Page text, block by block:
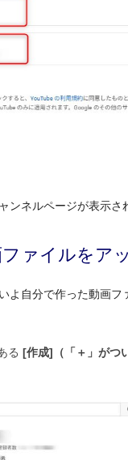
ンネルページが表示さ
ァイルをア
よ自分で作った動画
る [作成]（「＋」がつ